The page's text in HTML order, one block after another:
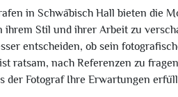
in Schwäbisch Hall bieten die
Stil und ihrer Arbeit zu
entscheiden, ob sein
ratsam, nach Referenzen zu
der Fotograf Ihre Erwartungen